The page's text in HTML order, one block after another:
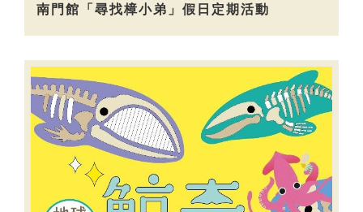
南門館「尋找樟小弟」假日定期活動